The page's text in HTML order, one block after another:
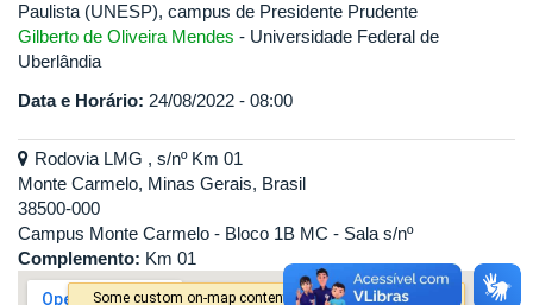
Paulista (UNESP), campus de Presidente Prudente
Gilberto de Oliveira Mendes - Universidade Federal de
Uberlândia
Data e Horário: 24/08/2022 - 08:00
Rodovia LMG , s/nº Km 01
Monte Carmelo, Minas Gerais, Brasil
38500-000
Campus Monte Carmelo - Bloco 1B MC - Sala s/nº
Complemento: Km 01